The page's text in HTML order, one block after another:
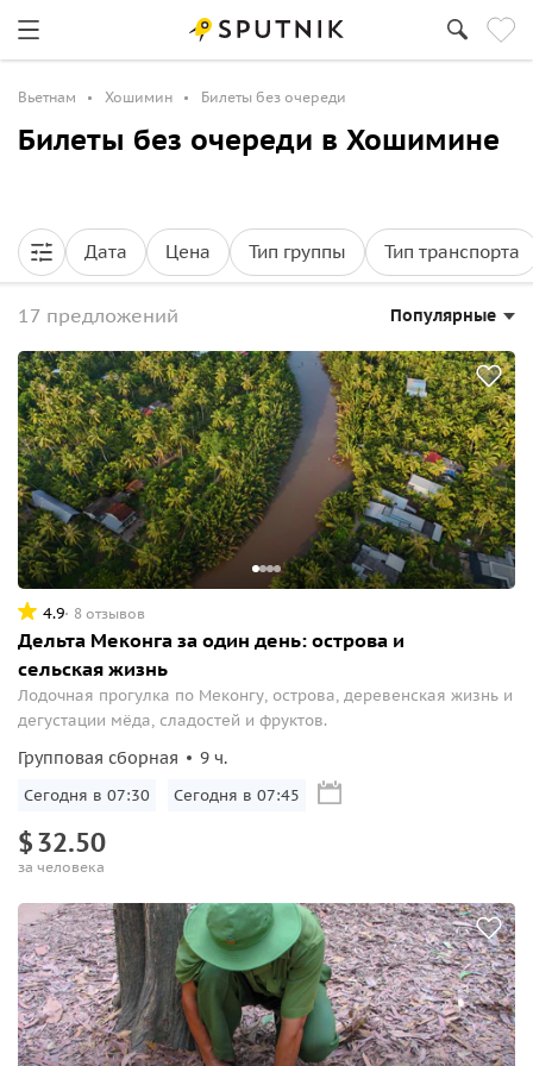
Вьетнам Хошимин Билеты без очереди
Билеты без очереди в Хошимине
Дата Цена Тип группы Тип транспорта
17 предложений Популярные
4.9 8 отзывов
Дельта Меконга за один день: острова и
сельская жизнь
Лодочная прогулка по Меконгу, острова, деревенская жизнь и
дегустации мёда, сладостей и фруктов.
Групповая сборная 9 ч.
Сегодня в 07:30 Сегодня в 07:45
$32.50
за человека